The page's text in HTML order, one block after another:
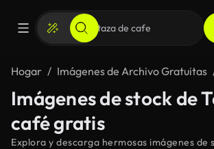
Hogar Imágenes de Archivo Gratuitas
Imágenes de stock de
café gratis
Explora y descarga hermosas imágenes de